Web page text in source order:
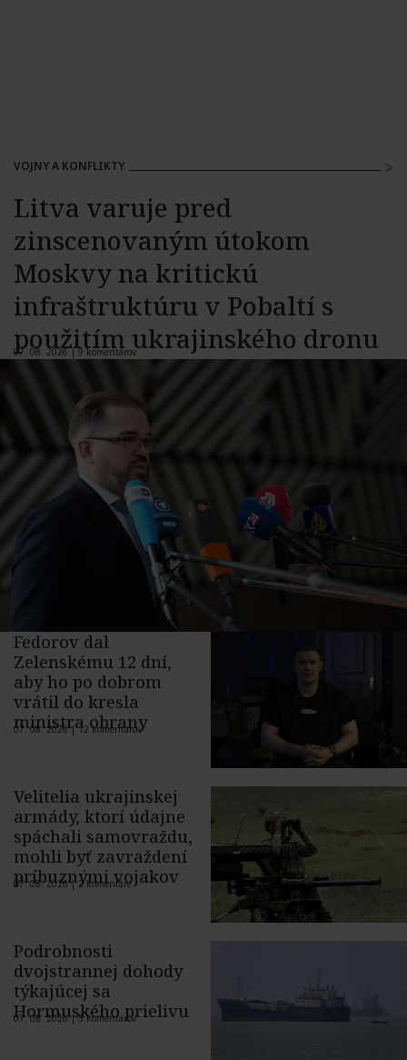
VOJNY A KONFLIKTY
Litva varuje pred
zinscenovaným útokom
Moskvy na kritickú
infraštruktúru v Pobaltí s
použitím ukrajinského dronu
07. 08. 2026 |9 komentárov
Fedorov dal
Zelenskému 12 dní,
aby ho po dobrom
vrátil do kresla
ministra obrany
07. 08. 2026 |12 komentárov
Velitelia ukrajinskej
armády, ktorí údajne
spáchali samovraždu,
mohli byť zavraždení
príbuznými vojakov
07. 08. 2026 |2 komentáre
Podrobnosti
dvojstrannej dohody
týkajúcej sa
Hormuského prielivu
07. 08. 2026 |5 komentárov